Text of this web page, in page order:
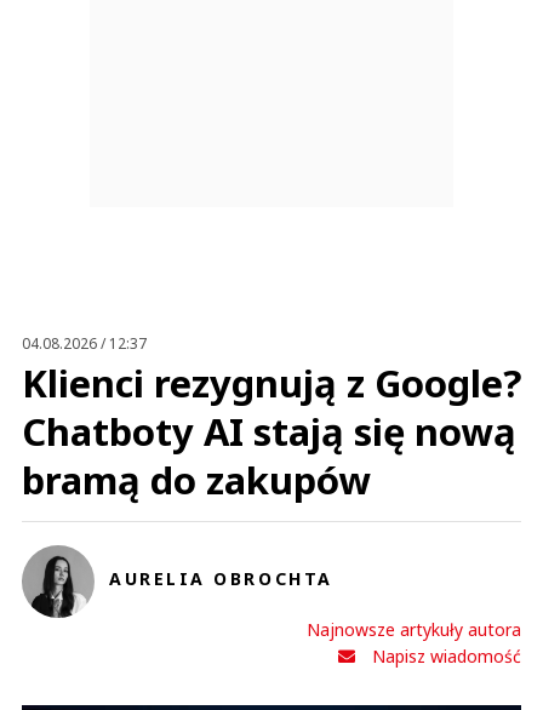
04.08.2026 / 12:37
Klienci rezygnują z Google?
Chatboty AI stają się nową
bramą do zakupów
AURELIA OBROCHTA
Najnowsze artykuły autora
Napisz wiadomość